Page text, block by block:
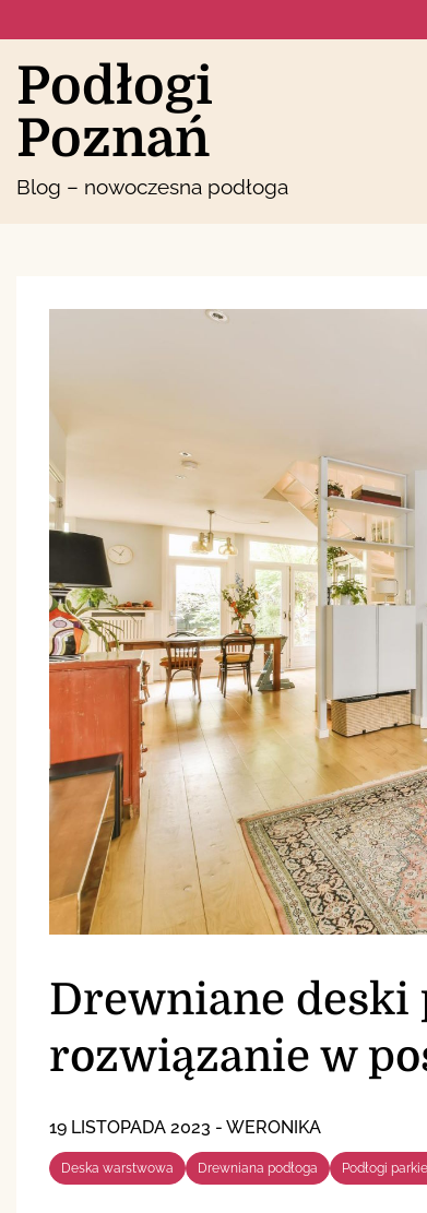
to
content
Podłogi
Poznań
Blog – nowoczesna podłoga
Drewniane deski
rozwiązanie w
19 LISTOPADA 2023 - WERONIKA
Deska warstwowa Drewniana podłoga Podłogi